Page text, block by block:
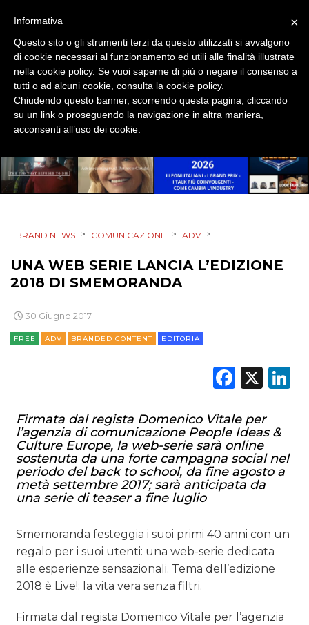
STRATEGIE
CINEMA
DIGITALE
ESTERNA
DATI
PREVISIONI/SCENARI
NORMATIVE
TREND
OPINIONI
BRAND NEWS > COMUNICAZIONE > ADV >
UNA WEB SERIE LANCIA L’EDIZIONE
2018 DI SMEMORANDA
30 Giugno 2017
FREE ADV BRANDED CONTENT EDITORIA
X
Firmata dal regista Domenico Vitale per
l’agenzia di comunicazione People Ideas &
Culture Europe, la web-serie sarà online
sostenuta da una forte campagna social nel
periodo del back to school, da fine agosto a
metà settembre 2017; sarà anticipata da
una serie di teaser a fine luglio
Smemoranda festeggia i suoi primi 40 anni con un
regalo per i suoi utenti: una web-serie dedicata
alle esperienze sensazionali. Tema dell’edizione
2018 è Live!: la vita vera senza filtri.
Firmata dal regista Domenico Vitale per l’agenzia
×
Informativa
Questo sito o gli strumenti terzi da questo utilizzati si avvalgono
di cookie necessari al funzionamento ed utili alle finalità illustrate
nella cookie policy. Se vuoi saperne di più o negare il consenso a
tutti o ad alcuni cookie, consulta la cookie policy.
Chiudendo questo banner, scorrendo questa pagina, cliccando
su un link o proseguendo la navigazione in altra maniera,
acconsenti all’uso dei cookie.